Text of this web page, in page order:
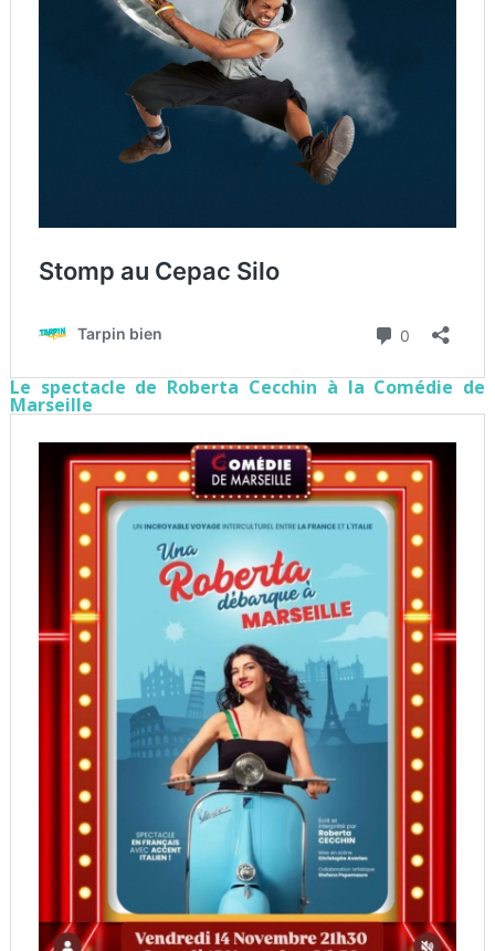
Le spectacle de Roberta Cecchin à la Comédie de
Marseille